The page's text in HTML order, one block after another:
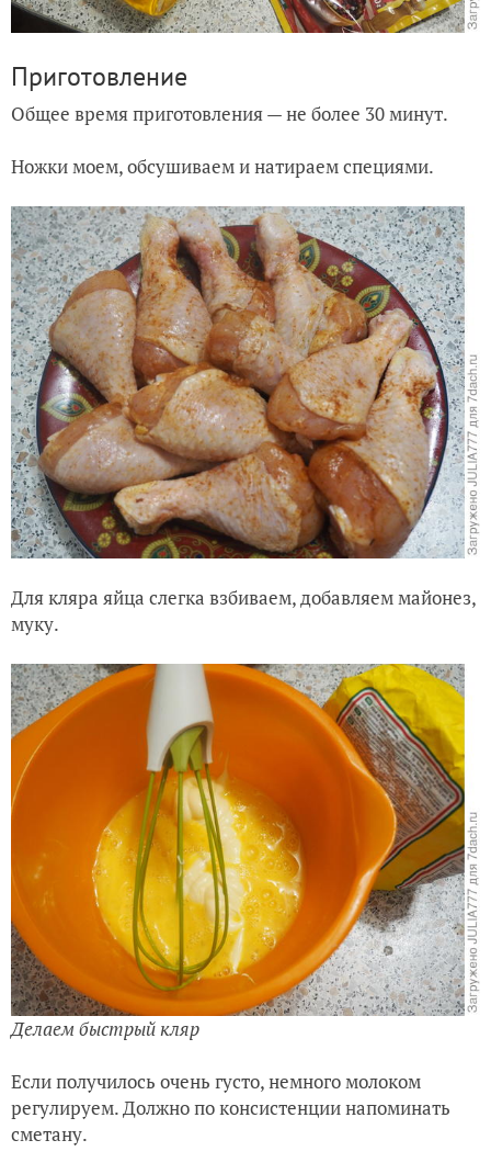
Приготовление
Общее время приготовления — не более 30 минут.
Ножки моем, обсушиваем и натираем специями.
Для кляра яйца слегка взбиваем, добавляем майонез,
муку.
Делаем быстрый кляр
Если получилось очень густо, немного молоком
регулируем. Должно по консистенции напоминать
сметану.